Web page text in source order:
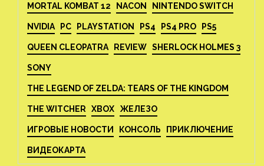
MORTAL KOMBAT 12 NACON NINTENDO SWITCH
NVIDIA PC PLAYSTATION PS4 PS4 PRO PS5
QUEEN CLEOPATRA REVIEW SHERLOCK HOLMES 3
SONY
THE LEGEND OF ZELDA: TEARS OF THE KINGDOM
THE WITCHER XBOX ЖЕЛЕЗО
ИГРОВЫЕ НОВОСТИ КОНСОЛЬ ПРИКЛЮЧЕНИЕ
ВИДЕОКАРТА